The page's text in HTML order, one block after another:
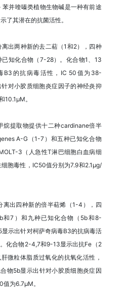
并喹嗪类植物生物碱是一种有前途
了其潜在的抗菌活性。
出两种新的去二萜（1和2），四种
知化合物（7-28）。化合物1、13
B3的抗病毒活性，IC 50值为38-
对小胶质细胞炎症因子的神经炎抑
10.1μM。
烷提取物提供十二种cardinane倍半
A-G（1-7）和五种已知化合物
3（人急性T淋巴细胞白血病细
胞毒性，IC50值分别为7.9和2.1μg/
离出四种新的倍半萜烯（1-4），四
和7）和九种已知化合物（5b和8-
示出针对柯萨奇病毒B3的抗病毒活
化合物2-4,7和9-13显示出抗Fe（2
微粒体脂质过氧化的抗氧化活性，
物5b显示出针对小胶质细胞炎症因
为6.7μM。